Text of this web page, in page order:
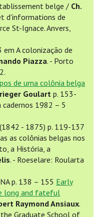
belge / Ch.
d'informations de
St-Ignace. Anvers,
em A colonização de
Piazza. - Porto
de uma colônia belga
Goulart p. 153-
1982 – 5
- 1875) p. 119-137
as colônias belgas nos
a História, a
. - Roeselare: Roularta
p. 138 – 155 Early
long and fateful
Raymond Ansiaux.
Graduate School of